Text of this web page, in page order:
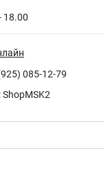
18.00
085-12-79
ShopMSK2